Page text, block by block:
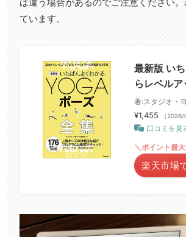
ています。
最新版 い
らレベル
著:スタジオ・
¥1,455 （
口コミを見
＼ポイント最
楽天市場